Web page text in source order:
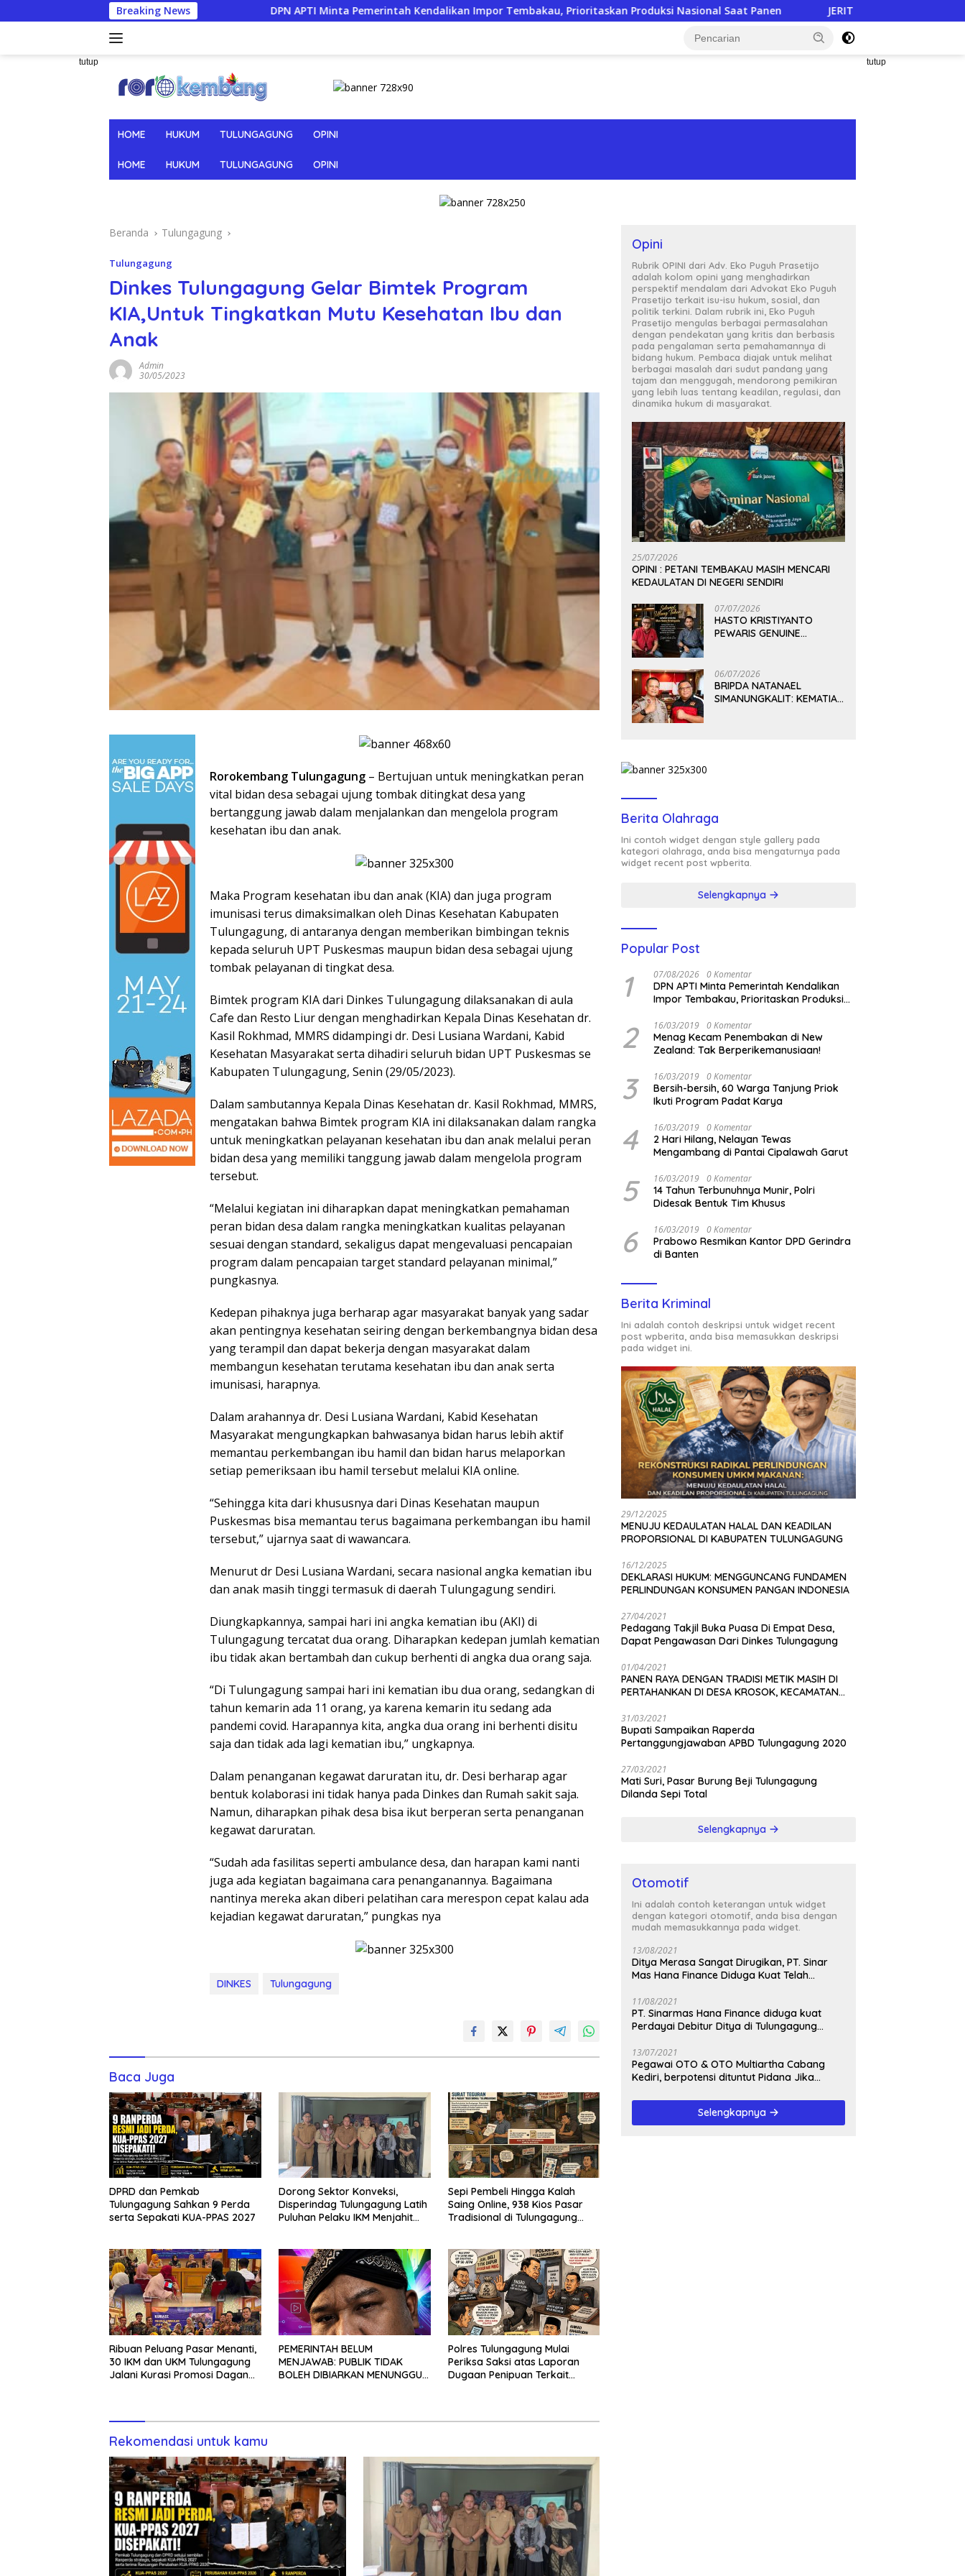
ke
Breaking News
DPN APTI Minta Pemerintah Kendalikan Impor Tembakau, Prioritaskan Produksi Nasional Saat Panen JERIT PILU DARI LAHAN TEMBAKAU ​: Modal Tani
tutup tutup
HOME HUKUM TULUNGAGUNG OPINI
HOME HUKUM TULUNGAGUNG OPINI
Beranda Tulungagung
Tulungagung
Dinkes Tulungagung Gelar Bimtek Program
KIA,Untuk Tingkatkan Mutu Kesehatan Ibu dan
Anak
Admin
30/05/2023
Rorokembang Tulungagung – Bertujuan untuk meningkatkan peran
vital bidan desa sebagai ujung tombak ditingkat desa yang
bertanggung jawab dalam menjalankan dan mengelola program
kesehatan ibu dan anak.
Maka Program kesehatan ibu dan anak (KIA) dan juga program
imunisasi terus dimaksimalkan oleh Dinas Kesehatan Kabupaten
Tulungagung, di antaranya dengan memberikan bimbingan teknis
kepada seluruh UPT Puskesmas maupun bidan desa sebagai ujung
tombak pelayanan di tingkat desa.
Bimtek program KIA dari Dinkes Tulungagung dilaksanakan di aula
Cafe dan Resto Liur dengan menghadirkan Kepala Dinas Kesehatan dr.
Kasil Rokhmad, MMRS didampingi dr. Desi Lusiana Wardani, Kabid
Kesehatan Masyarakat serta dihadiri seluruh bidan UPT Puskesmas se
Kabupaten Tulungagung, Senin (29/05/2023).
Dalam sambutannya Kepala Dinas Kesehatan dr. Kasil Rokhmad, MMRS,
mengatakan bahwa Bimtek program KIA ini dilaksanakan dalam rangka
untuk meningkatkan pelayanan kesehatan ibu dan anak melalui peran
bidan desa yang memiliki tanggung jawab dalam mengelola program
tersebut.
“Melalui kegiatan ini diharapkan dapat meningkatkan pemahaman
peran bidan desa dalam rangka meningkatkan kualitas pelayanan
sesuai dengan standard, sekaligus dapat mengevaluasi pencapaian
program dalam pencapaian target standard pelayanan minimal,”
pungkasnya.
Kedepan pihaknya juga berharap agar masyarakat banyak yang sadar
akan pentingnya kesehatan seiring dengan berkembangnya bidan desa
yang terampil dan dapat bekerja dengan masyarakat dalam
membangun kesehatan terutama kesehatan ibu dan anak serta
imunisasi, harapnya.
Dalam arahannya dr. Desi Lusiana Wardani, Kabid Kesehatan
Masyarakat mengungkapkan bahwasanya bidan harus lebih aktif
memantau perkembangan ibu hamil dan bidan harus melaporkan
setiap pemeriksaan ibu hamil tersebut melalui KIA online.
“Sehingga kita dari khususnya dari Dinas Kesehatan maupun
Puskesmas bisa memantau terus bagaimana perkembangan ibu hamil
tersebut,” ujarnya saat di wawancara.
Menurut dr Desi Lusiana Wardani, secara nasional angka kematian ibu
dan anak masih tinggi termasuk di daerah Tulungagung sendiri.
Diungkapkannya, sampai hari ini angka kematian ibu (AKI) di
Tulungagung tercatat dua orang. Diharapkan kedepan jumlah kematian
ibu tidak akan bertambah dan cukup berhenti di angka dua orang saja.
“Di Tulungagung sampai hari ini kematian ibu dua orang, sedangkan di
tahun kemarin ada 11 orang, ya karena kemarin itu sedang ada
pandemi covid. Harapannya kita, angka dua orang ini berhenti disitu
saja dan tidak ada lagi kematian ibu,” ungkapnya.
Dalam penanganan kegawat daruratan itu, dr. Desi berharap agar
bentuk kolaborasi ini tidak hanya pada Dinkes dan Rumah sakit saja.
Namun, diharapkan pihak desa bisa ikut berperan serta penanganan
kegawat daruratan.
“Sudah ada fasilitas seperti ambulance desa, dan harapan kami nanti
juga ada kegiatan bagaimana cara penanganannya. Bagaimana
nantinya mereka akan diberi pelatihan cara merespon cepat kalau ada
kejadian kegawat daruratan,” pungkas nya
DINKES Tulungagung
Baca Juga
DPRD dan Pemkab
Tulungagung Sahkan 9 Perda
serta Sepakati KUA-PPAS 2027
Dorong Sektor Konveksi,
Disperindag Tulungagung Latih
Puluhan Pelaku IKM Menjahit
Sepi Pembeli Hingga Kalah
Saing Online, 938 Kios Pasar
Tradisional di Tulungagung
Ribuan Peluang Pasar Menanti,
30 IKM dan UKM Tulungagung
Jalani Kurasi Promosi Dagang
PEMERINTAH BELUM
MENJAWAB: PUBLIK TIDAK
BOLEH DIBIARKAN MENUNGGU
Polres Tulungagung Mulai
Periksa Saksi atas Laporan
Dugaan Penipuan Terkait
Rekomendasi untuk kamu
Opini
Rubrik OPINI dari Adv. Eko Puguh Prasetijo
adalah kolom opini yang menghadirkan
perspektif mendalam dari Advokat Eko Puguh
Prasetijo terkait isu-isu hukum, sosial, dan
politik terkini. Dalam rubrik ini, Eko Puguh
Prasetijo mengulas berbagai permasalahan
dengan pendekatan yang kritis dan berbasis
pada pengalaman serta pemahamannya di
bidang hukum. Pembaca diajak untuk melihat
berbagai masalah dari sudut pandang yang
tajam dan menggugah, mendorong pemikiran
yang lebih luas tentang keadilan, regulasi, dan
dinamika hukum di masyarakat.
25/07/2026
OPINI : PETANI TEMBAKAU MASIH MENCARI
KEDAULATAN DI NEGERI SENDIRI
07/07/2026
HASTO KRISTIYANTO
PEWARIS GENUINE
06/07/2026
BRIPDA NATANAEL
SIMANUNGKALIT: KEMATIAN
Berita Olahraga
Ini contoh widget dengan style gallery pada
kategori olahraga, anda bisa mengaturnya pada
widget recent post wpberita.
Selengkapnya
Popular Post
1 07/08/2026 0 Komentar
DPN APTI Minta Pemerintah Kendalikan
Impor Tembakau, Prioritaskan Produksi
2 16/03/2019 0 Komentar
Menag Kecam Penembakan di New
Zealand: Tak Berperikemanusiaan!
3 16/03/2019 0 Komentar
Bersih-bersih, 60 Warga Tanjung Priok
Ikuti Program Padat Karya
4 16/03/2019 0 Komentar
2 Hari Hilang, Nelayan Tewas
Mengambang di Pantai Cipalawah Garut
5 16/03/2019 0 Komentar
14 Tahun Terbunuhnya Munir, Polri
Didesak Bentuk Tim Khusus
6 16/03/2019 0 Komentar
Prabowo Resmikan Kantor DPD Gerindra
di Banten
Berita Kriminal
Ini adalah contoh deskripsi untuk widget recent
post wpberita, anda bisa memasukkan deskripsi
pada widget ini.
29/12/2025
MENUJU KEDAULATAN HALAL DAN KEADILAN
PROPORSIONAL DI KABUPATEN TULUNGAGUNG
16/12/2025
DEKLARASI HUKUM: MENGGUNCANG FUNDAMEN
PERLINDUNGAN KONSUMEN PANGAN INDONESIA
27/04/2021
Pedagang Takjil Buka Puasa Di Empat Desa,
Dapat Pengawasan Dari Dinkes Tulungagung
01/04/2021
PANEN RAYA DENGAN TRADISI METIK MASIH DI
PERTAHANKAN DI DESA KROSOK, KECAMATAN
31/03/2021
Bupati Sampaikan Raperda
Pertanggungjawaban APBD Tulungagung 2020
27/03/2021
Mati Suri, Pasar Burung Beji Tulungagung
Dilanda Sepi Total
Selengkapnya
Otomotif
Ini adalah contoh keterangan untuk widget
dengan kategori otomotif, anda bisa dengan
mudah memasukkannya pada widget.
13/08/2021
Ditya Merasa Sangat Dirugikan, PT. Sinar
Mas Hana Finance Diduga Kuat Telah
11/08/2021
PT. Sinarmas Hana Finance diduga kuat
Perdayai Debitur Ditya di Tulungagung
13/07/2021
Pegawai OTO & OTO Multiartha Cabang
Kediri, berpotensi dituntut Pidana Jika
Selengkapnya